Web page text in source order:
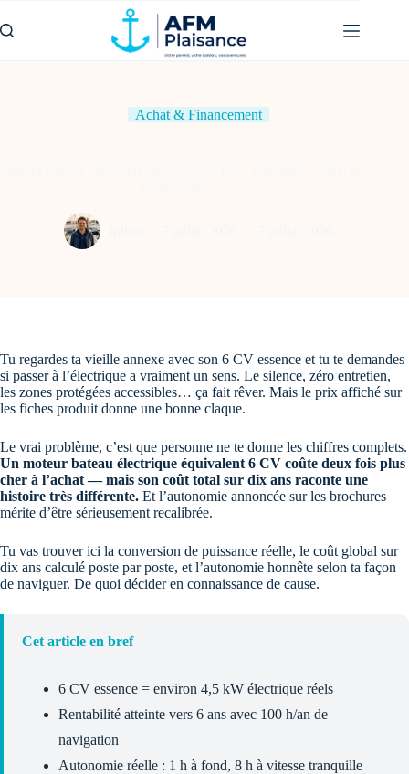
au
contenu
Achat & Financement
Tu regardes ta vieille annexe avec son 6 CV essence et tu te demandes
si passer à l’électrique a vraiment un sens. Le silence, zéro entretien,
les zones protégées accessibles… ça fait rêver. Mais le prix affiché sur
les fiches produit donne une bonne claque.
Le vrai problème, c’est que personne ne te donne les chiffres complets.
Un moteur bateau électrique équivalent 6 CV coûte deux fois plus
cher à l’achat — mais son coût total sur dix ans raconte une
histoire très différente. Et l’autonomie annoncée sur les brochures
mérite d’être sérieusement recalibrée.
Tu vas trouver ici la conversion de puissance réelle, le coût global sur
dix ans calculé poste par poste, et l’autonomie honnête selon ta façon
de naviguer. De quoi décider en connaissance de cause.
Cet article en bref
6 CV essence = environ 4,5 kW électrique réels
Rentabilité atteinte vers 6 ans avec 100 h/an de
navigation
Autonomie réelle : 1 h à fond, 8 h à vitesse tranquille